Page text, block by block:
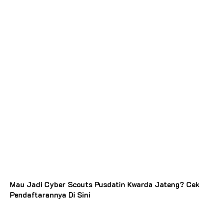
Mau Jadi Cyber Scouts Pusdatin Kwarda Jateng? Cek
Pendaftarannya Di Sini